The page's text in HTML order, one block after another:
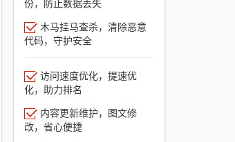
份，防止数据丢失
木马挂马查杀，清除恶意
代码，守护安全
访问速度优化，提速优
化，助力排名
内容更新维护，图文修
改，省心便捷